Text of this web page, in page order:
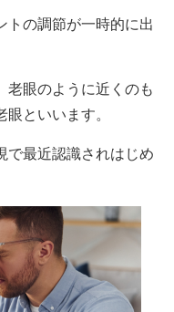
トの調節が一時的に出
老眼のように近くのも
といいます。
で最近認識されはじめ